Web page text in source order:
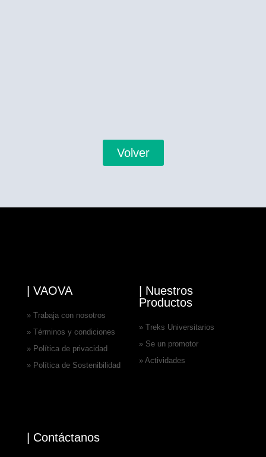
Volver
| VAOVA
» Trabaja con nosotros
» Términos y condiciones
» Política de privacidad
» Política de Sostenibilidad
| Nuestros
Productos
» Treks Universitarios
» Se un promotor
» Actividades
| Contáctanos